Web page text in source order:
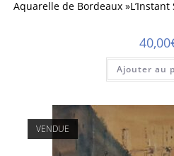
Aquarelle de Bordeaux
40,00
Ajouter au